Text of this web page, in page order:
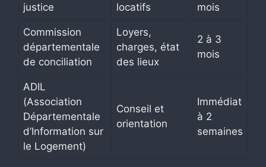
justice
locatifs
mois
Commission
départementale
de conciliation
Loyers,
charges, état
des lieux
2 à 3
mois
ADIL
(Association
Départementale
d’Information sur
le Logement)
Conseil et
orientation
Immédiat
à 2
semaines